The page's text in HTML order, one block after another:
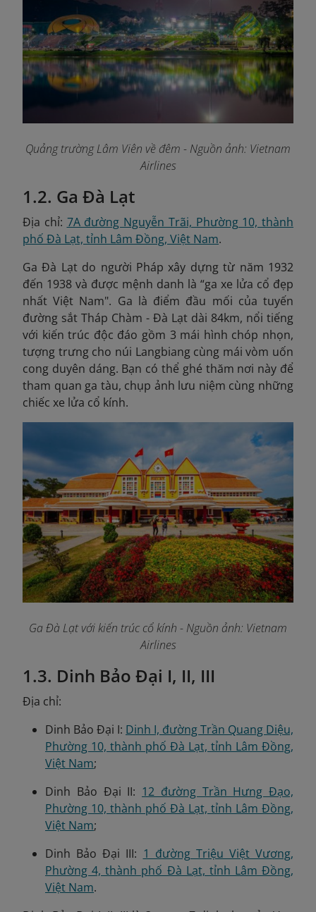
Quảng trường Lâm Viên về đêm - Nguồn ảnh: Vietnam
Airlines
1.2. Ga Đà Lạt
Địa chỉ: 7A đường Nguyễn Trãi, Phường 10, thành
phố Đà Lạt, tỉnh Lâm Đồng, Việt Nam.
Ga Đà Lạt do người Pháp xây dựng từ năm 1932
đến 1938 và được mệnh danh là “ga xe lửa cổ đẹp
nhất Việt Nam". Ga là điểm đầu mối của tuyến
đường sắt Tháp Chàm - Đà Lạt dài 84km, nổi tiếng
với kiến trúc độc đáo gồm 3 mái hình chóp nhọn,
tượng trưng cho núi Langbiang cùng mái vòm uốn
cong duyên dáng. Bạn có thể ghé thăm nơi này để
tham quan ga tàu, chụp ảnh lưu niệm cùng những
chiếc xe lửa cổ kính.
Ga Đà Lạt với kiến trúc cổ kính - Nguồn ảnh: Vietnam
Airlines
1.3. Dinh Bảo Đại I, II, III
Địa chỉ:
Dinh Bảo Đại I: Dinh I, đường Trần Quang Diệu,
Phường 10, thành phố Đà Lạt, tỉnh Lâm Đồng,
Việt Nam;
Dinh Bảo Đại II: 12 đường Trần Hưng Đạo,
Phường 10, thành phố Đà Lạt, tỉnh Lâm Đồng,
Việt Nam;
Dinh Bảo Đại III: 1 đường Triệu Việt Vương,
Phường 4, thành phố Đà Lạt, tỉnh Lâm Đồng,
Việt Nam.